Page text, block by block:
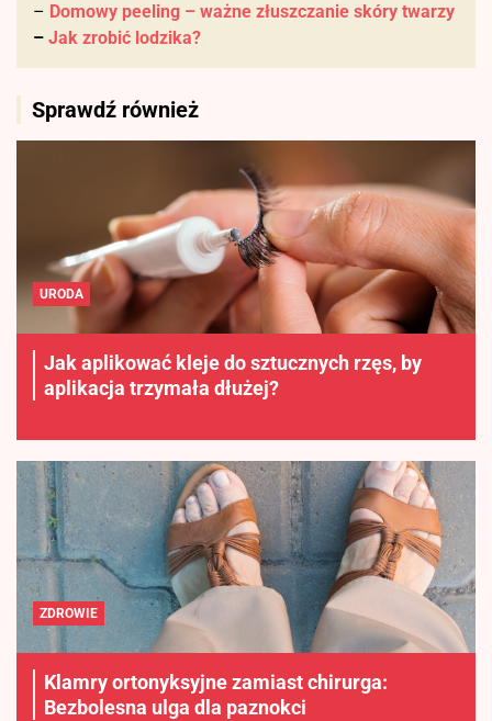
– Domowy peeling – ważne złuszczanie skóry twarzy
– Jak zrobić lodzika?
Sprawdź również
URODA
Jak aplikować kleje do sztucznych rzęs, by
aplikacja trzymała dłużej?
ZDROWIE
Klamry ortonyksyjne zamiast chirurga:
Bezbolesna ulga dla paznokci